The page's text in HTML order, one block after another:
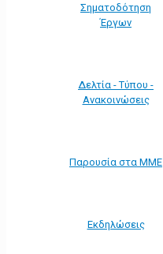
Σηματοδότηση
Έργων
Δελτία - Τύπου -
Ανακοινώσεις
Παρουσία στα ΜΜΕ
Εκδηλώσεις